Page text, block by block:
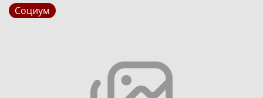
Социум